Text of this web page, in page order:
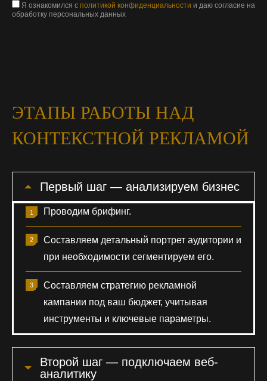
Я ознакомился с политикой конфиденциальности и даю согласие на
обработку персональных данных
ЭТАПЫ РАБОТЫ НАД
КОНТЕКСТНОЙ РЕКЛАМОЙ
Первый шаг — анализируем бизнес
Проводим брифинг.
Составляем детальный портрет аудитории и
при необходимости сегментируем его.
Составляем стратегию рекламной
кампании под ваш бюджет, учитывая
инструменты и ключевые параметры.
Второй шаг — подключаем веб-
аналитику